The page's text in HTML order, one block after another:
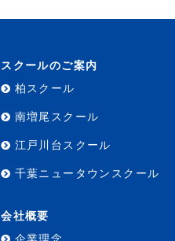
スクールのご案内
柏スクール
南増尾スクール
江戸川台スクール
千葉ニュータウンスクール
会社概要
企業理念